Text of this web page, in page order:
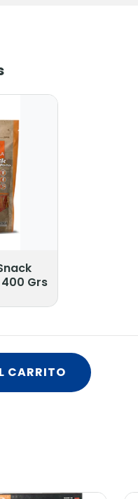
Grs
CARRITO